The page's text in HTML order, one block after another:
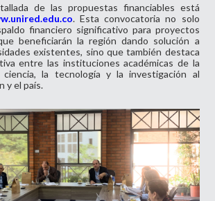
de las propuestas financiables está
. Esta convocatoria no solo
financiero significativo para proyectos
beneficiarán la región dando solución a
existentes, sino que también destaca
entre las instituciones académicas de la
ciencia, la tecnología y la investigación al
y el país.